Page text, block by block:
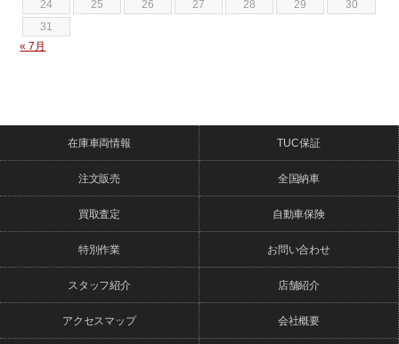
24
25 26 27 28 29
30
31
« 7月
在庫車両情報 TUC保証
注文販売 全国納車
買取査定 自動車保険
特別作業 お問い合わせ
スタッフ紹介 店舗紹介
アクセスマップ 会社概要